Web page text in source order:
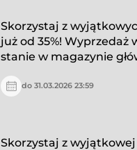
Skorzystaj z
już od 35%! Wyprzedaż
stanie w magazynie
do 31.03.2026 23:59
Skorzystaj z